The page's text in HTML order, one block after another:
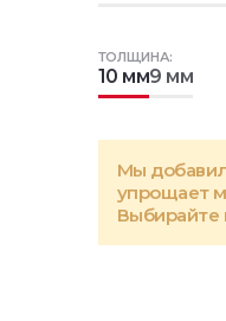
ТОЛЩИНА:
10 мм9 мм
Мы
упрощает
Выбирайте